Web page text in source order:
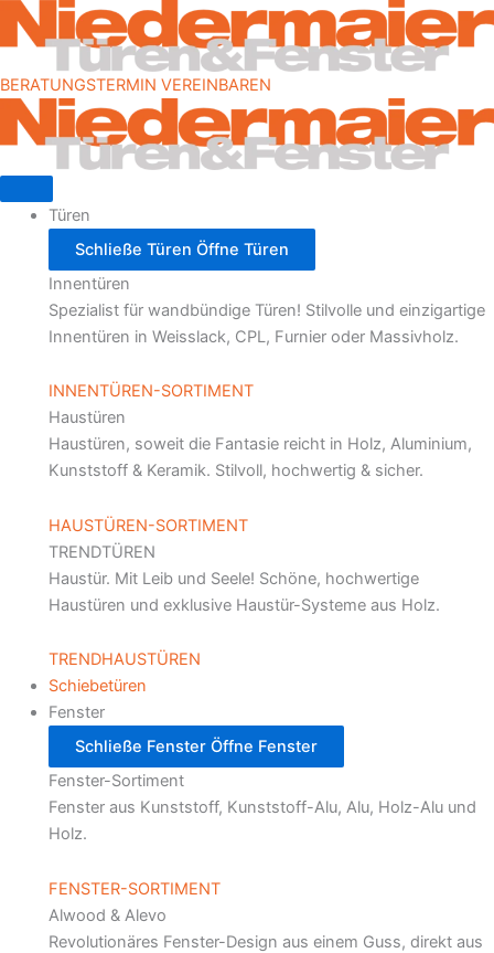
Zum
Inhalt
BERATUNGSTERMIN VEREINBAREN
Türen
Schließe Türen Öffne Türen
Innentüren
Spezialist für wandbündige Türen! Stilvolle und einzigartige
Innentüren in Weisslack, CPL, Furnier oder Massivholz.
INNENTÜREN-SORTIMENT
Haustüren
Haustüren, soweit die Fantasie reicht in Holz, Aluminium,
Kunststoff & Keramik. Stilvoll, hochwertig & sicher.
HAUSTÜREN-SORTIMENT
TRENDTÜREN
Haustür. Mit Leib und Seele! Schöne, hochwertige
Haustüren und exklusive Haustür-Systeme aus Holz.
TRENDHAUSTÜREN
Schiebetüren
Fenster
Schließe Fenster Öffne Fenster
Fenster-Sortiment
Fenster aus Kunststoff, Kunststoff-Alu, Alu, Holz-Alu und
Holz.
FENSTER-SORTIMENT
Alwood & Alevo
Revolutionäres Fenster-Design aus einem Guss, direkt aus